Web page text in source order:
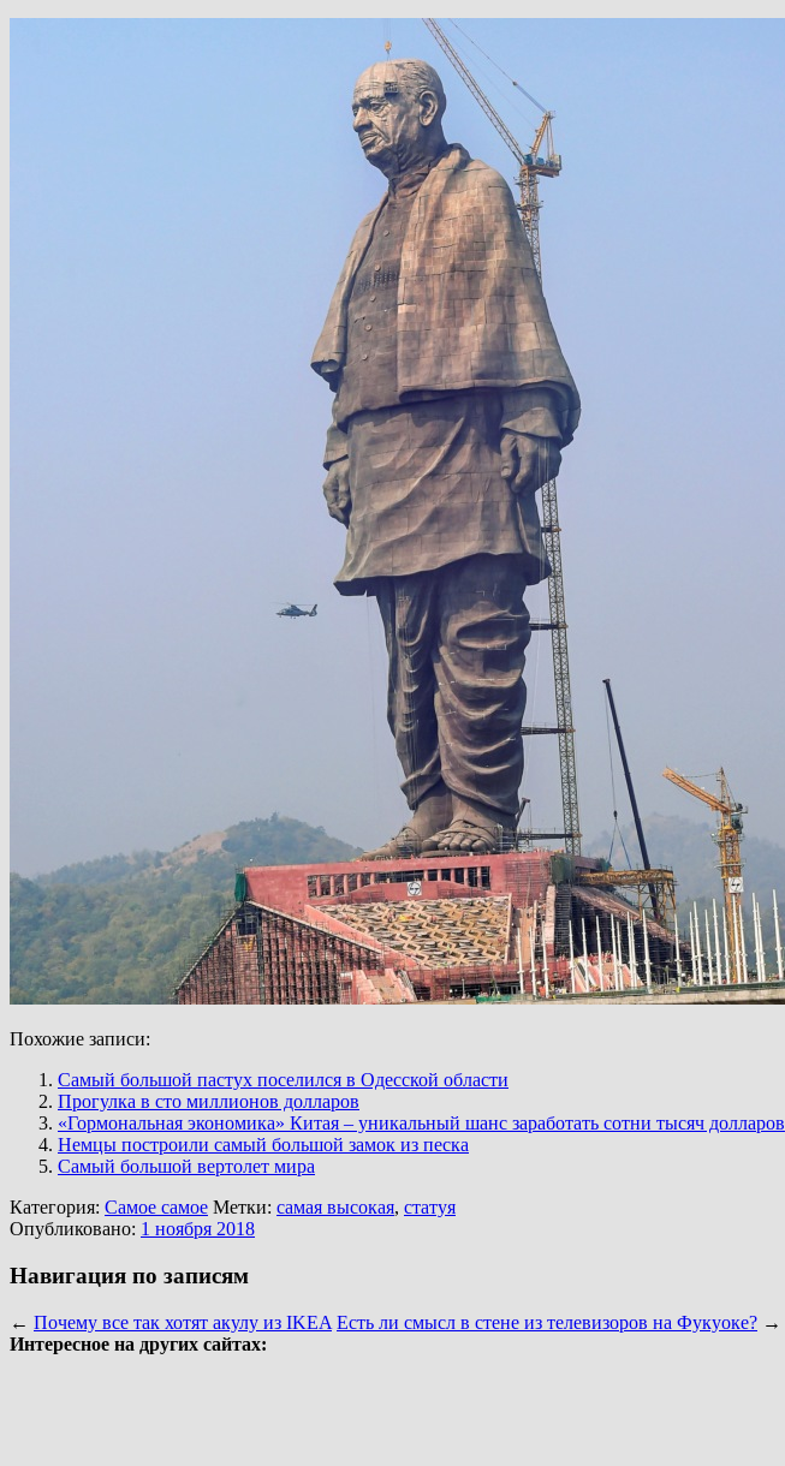
Похожие записи:
Самый большой пастух поселился в Одесской области
Прогулка в сто миллионов долларов
«Гормональная экономика» Китая – уникальный шанс заработать сотни тысяч долларов
Немцы построили самый большой замок из песка
Самый большой вертолет мира
Категория: Самое самое Метки: самая высокая, статуя
Опубликовано: 1 ноября 2018
Навигация по записям
← Почему все так хотят акулу из IKEA Есть ли смысл в стене из телевизоров на Фукуоке? →
Интересное на других сайтах: